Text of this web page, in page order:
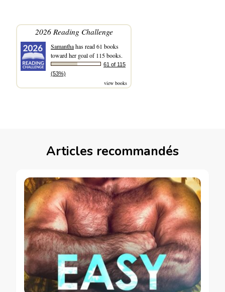
2026 Reading Challenge
Samanthahas read 61 books
toward her goal of 115 books.
61 of 115
(53%)
view books
Articles recommandés